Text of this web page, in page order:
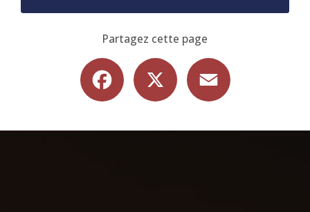
Partagez cette page
Facebook